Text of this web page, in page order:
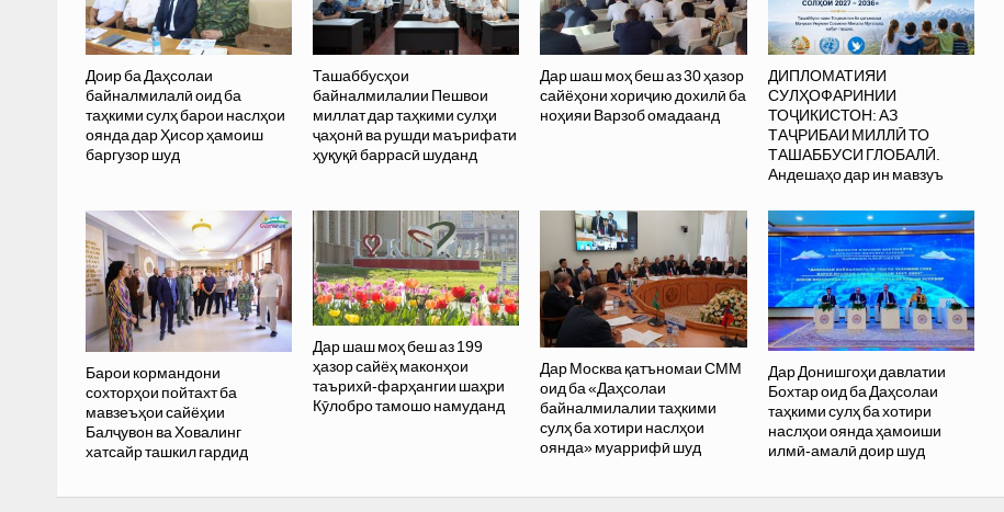
Доир ба Даҳсолаи
байналмилалӣ оид ба
таҳкими сулҳ барои наслҳои
оянда дар Ҳисор ҳамоиш
баргузор шуд
Ташаббусҳои
байналмилалии Пешвои
миллат дар таҳкими сулҳи
ҷаҳонӣ ва рушди маърифати
ҳуқуқӣ баррасӣ шуданд
Дар шаш моҳ беш аз 30 ҳазор
сайёҳони хориҷию дохилӣ ба
ноҳияи Варзоб омадаанд
ДИПЛОМАТИЯИ
СУЛҲОФАРИНИИ
ТОҶИКИСТОН: АЗ
ТАҶРИБАИ МИЛЛӢ ТО
ТАШАББУСИ ГЛОБАЛӢ.
Андешаҳо дар ин мавзуъ
Барои кормандони
сохторҳои пойтахт ба
мавзеъҳои сайёҳии
Балҷувон ва Ховалинг
хатсайр ташкил гардид
Дар шаш моҳ беш аз 199
ҳазор сайёҳ маконҳои
таърихӣ-фарҳангии шаҳри
Кӯлобро тамошо намуданд
Дар Москва қатъномаи СММ
оид ба «Даҳсолаи
байналмилалии таҳкими
сулҳ ба хотири наслҳои
оянда» муаррифӣ шуд
Дар Донишгоҳи давлатии
Бохтар оид ба Даҳсолаи
таҳкими сулҳ ба хотири
наслҳои оянда ҳамоиши
илмӣ-амалӣ доир шуд